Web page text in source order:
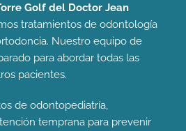
Golf del Doctor Jean
tratamientos de odontología
Nuestro equipo de
para abordar todas las
pacientes.
de odontopediatría,
temprana para prevenir